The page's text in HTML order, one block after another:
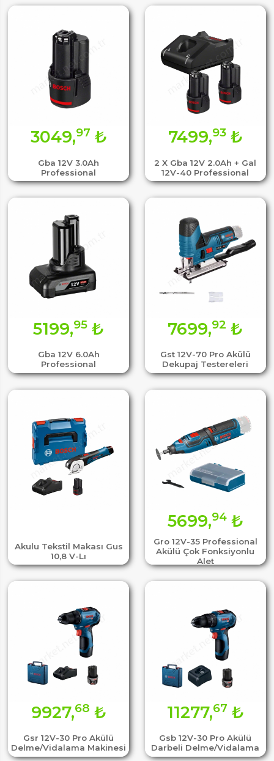
Gba 12V 3.0Ah
Professional
3049,97 ₺
2 X Gba 12V 2.0Ah + Gal
12V-40 Professional
7499,93₺
Gba 12V 6.0Ah
Professional
5199,95 ₺
Gst 12V-70 Pro Akülü
Dekupaj Testereleri
7699,92 ₺
Akulu Tekstil Makası Gus
10,8 V-Lı
Gro 12V-35 Professional
Akülü Çok Fonksiyonlu
Alet
5699,94₺
Gsr 12V-30 Pro Akülü
Delme/Vidalama Makinesi
9927,68 ₺
Gsb 12V-30 Pro Akülü
Darbeli Delme/Vidalama
11277,67 ₺